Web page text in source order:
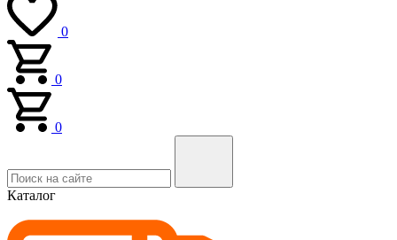
0
0
0
Каталог